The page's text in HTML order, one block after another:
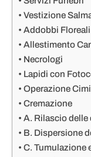
Vestizione
Addobbi Floreali
Allestimento
Necrologi
Lapidi con
Operazione
Cremazione
A. Rilascio delle
B. Dispersione
C. Tumulazione